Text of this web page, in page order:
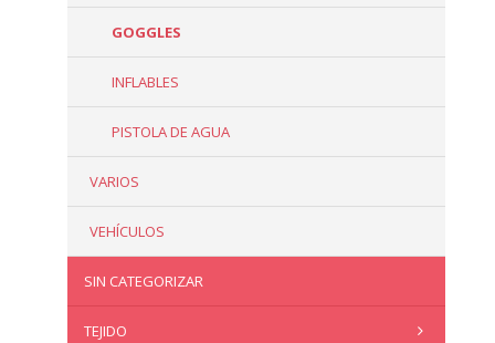
GOGGLES
INFLABLES
PISTOLA DE AGUA
VARIOS
VEHÍCULOS
SIN CATEGORIZAR
TEJIDO